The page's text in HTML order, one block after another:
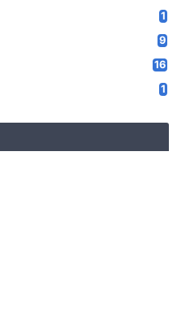
1
9
16
1